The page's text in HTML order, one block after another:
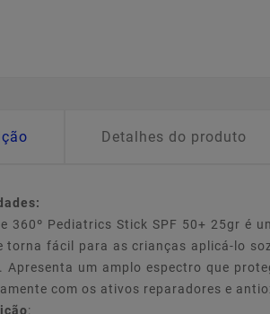
Detalhes do produto
360º Pediatrics Stick SPF 50+ 25gr é
torna fácil para as crianças aplicá-lo
Apresenta um amplo espectro que
com os ativos reparadores e
: